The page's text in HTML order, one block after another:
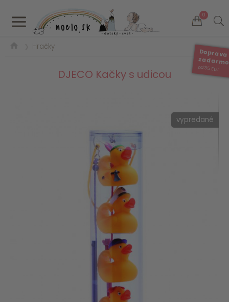
a 0
Doprava
od 35 Eur
Hračky
DJECO Kačky s udicou
vypredané